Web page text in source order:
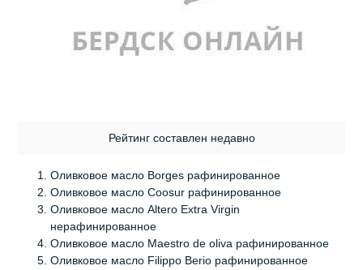
Рейтинг составлен недавно
Оливковое масло Borges рафинированное
Оливковое масло Coosur рафинированное
Оливковое масло Altero Extra Virgin
нерафинированное
Оливковое масло Maestro de oliva рафинированное
Оливковое масло Filippo Berio рафинированное